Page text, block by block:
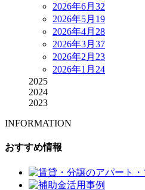
2026年6月 32
2026年5月 19
2026年4月 28
2026年3月 37
2026年2月 23
2026年1月 24
2025
2024
2023
INFORMATION
おすすめ情報